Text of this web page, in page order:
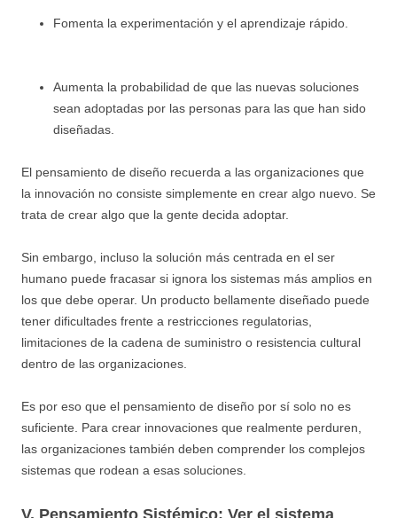
Fomenta la experimentación y el aprendizaje rápido.
Aumenta la probabilidad de que las nuevas soluciones
sean adoptadas por las personas para las que han sido
diseñadas.
El pensamiento de diseño recuerda a las organizaciones que
la innovación no consiste simplemente en crear algo nuevo. Se
trata de crear algo que la gente decida adoptar.
Sin embargo, incluso la solución más centrada en el ser
humano puede fracasar si ignora los sistemas más amplios en
los que debe operar. Un producto bellamente diseñado puede
tener dificultades frente a restricciones regulatorias,
limitaciones de la cadena de suministro o resistencia cultural
dentro de las organizaciones.
Es por eso que el pensamiento de diseño por sí solo no es
suficiente. Para crear innovaciones que realmente perduren,
las organizaciones también deben comprender los complejos
sistemas que rodean a esas soluciones.
V. Pensamiento Sistémico: Ver el sistema